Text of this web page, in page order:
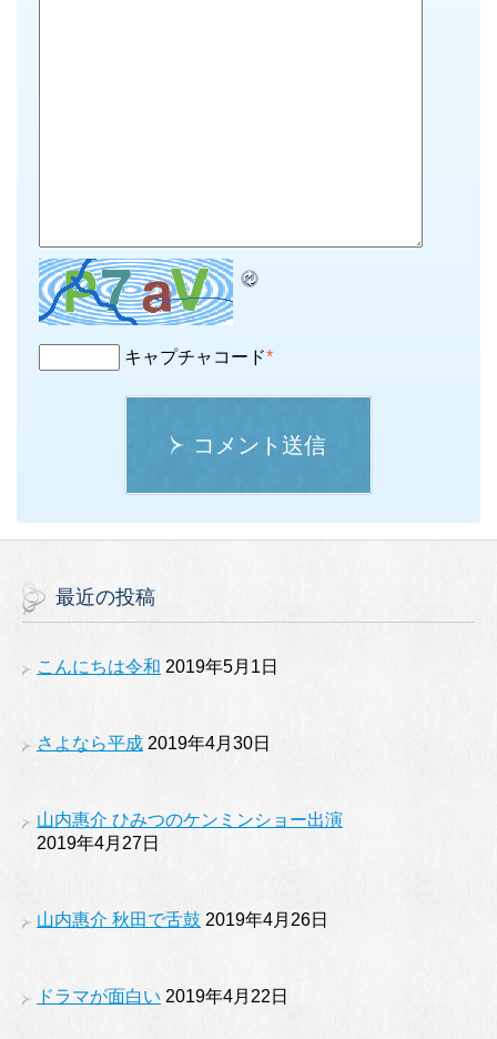
キャプチャコード*
コメント送信
最近の投稿
こんにちは令和 2019年5月1日
さよなら平成 2019年4月30日
山内惠介 ひみつのケンミンショー出演
2019年4月27日
山内惠介 秋田で舌鼓 2019年4月26日
ドラマが面白い 2019年4月22日